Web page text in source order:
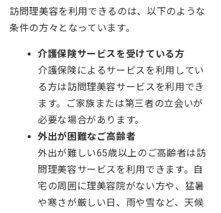
訪問理美容を利用できるのは、以下のような
条件の方々となっています。
介護保険サービスを受けている方
介護保険によるサービスを利用してい
る方は訪問理美容サービスを利用でき
ます。ご家族または第三者の立会いが
必要な場合があります。
外出が困難なご高齢者
外出が難しい65歳以上のご高齢者は訪
問理美容サービスを利用できます。自
宅の周囲に理美容院がない方や、猛暑
や寒さが厳しい日、雨や雪など、天候